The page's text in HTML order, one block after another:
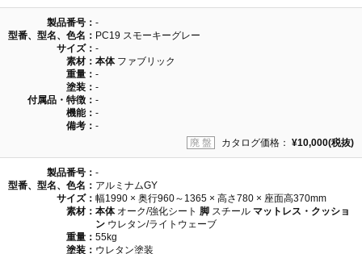
製品番号： -
型番、型名、色名： PC19 スモーキーグレー
サイズ： -
素材： 本体ファブリック
重量： -
塗装： -
付属品・特徴： -
機能： -
備考： -
廃 盤
カタログ価格： ¥10,000(税抜)
製品番号： -
型番、型名、色名： アルミナムGY
サイズ： 幅1990 × 奥行960～1365 × 高さ780 × 座面高370mm
素材： 本体オーク/強化シート 脚 スチール マットレス・クッショ
ン ウレタン/ライトウェーブ
重量： 55kg
塗装： ウレタン塗装